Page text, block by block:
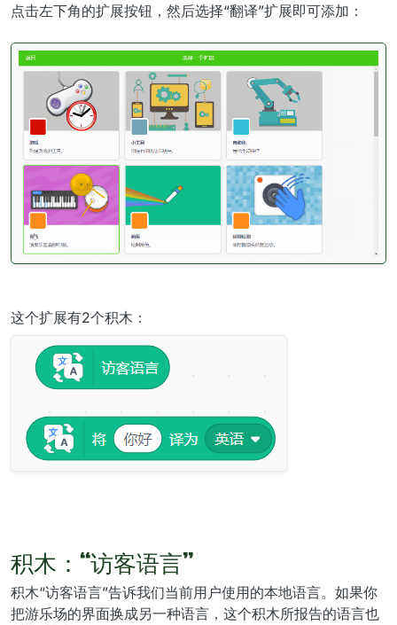
点击左下角的扩展按钮，然后选择“翻译”扩展即可添加：
这个扩展有2个积木：
积木：“访客语言”
积木“访客语言”告诉我们当前用户使用的本地语言。如果你
把游乐场的界面换成另一种语言，这个积木所报告的语言也